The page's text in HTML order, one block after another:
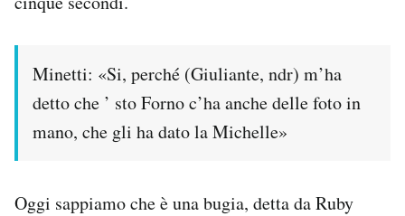
Minetti: «Si, perché (Giuliante, ndr) m’ha
detto che ’ sto Forno c’ha anche delle foto in
mano, che gli ha dato la Michelle»
Oggi sappiamo che è una bugia, detta da Ruby